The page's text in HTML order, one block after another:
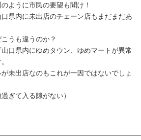
ように市民の要望も聞け！
県内に未出店のチェーン店もまだまだあ
うも違うのか？
口県内にゆめタウン、ゆめマートが異常
未出店なのもこれが一因ではないでしょ
ぎて入る隙がない）